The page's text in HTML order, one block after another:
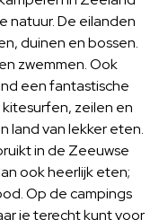
natuur. De eilanden
duinen en bossen.
zwemmen. Ook
een fantastische
zeilen en
land van lekker eten.
in de Zeeuwse
ook heerlijk eten;
Op de campings
je terecht kunt voor